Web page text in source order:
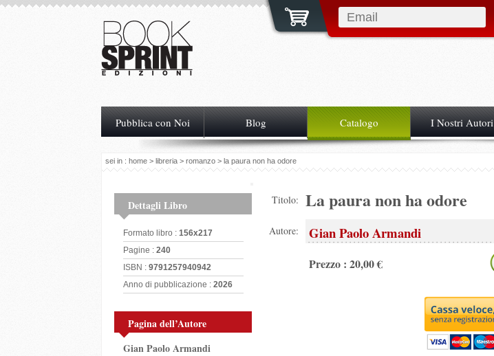
Pubblica con Noi Blog Catalogo I Nostri Autori
sei in : home > libreria > romanzo > la paura non ha odore
Dettagli Libro
Formato libro : 156x217
Pagine : 240
ISBN : 9791257940942
Anno di pubblicazione : 2026
Pagina dell’Autore
Gian Paolo Armandi
Titolo: La paura non ha odore
Autore: Gian Paolo Armandi
Prezzo : 20,00 €